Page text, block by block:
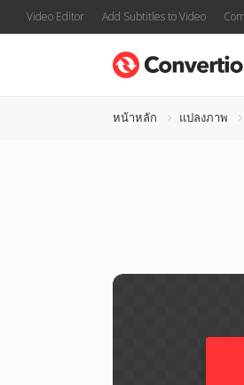
Video Editor Add Subtitles to Video
หน้าหลัก แปลงภาพ